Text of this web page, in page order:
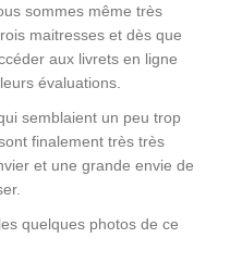
sommes même très
maitresses et dès que
aux livrets en ligne
évaluations.
semblaient un peu trop
finalement très très
et une grande envie de
quelques photos de ce